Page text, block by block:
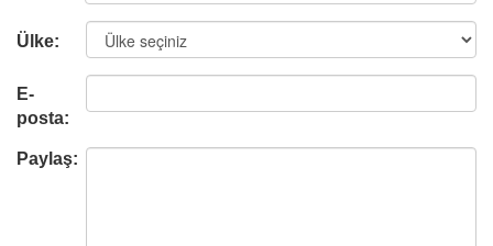
Ülke:
E-
posta:
Paylaş: